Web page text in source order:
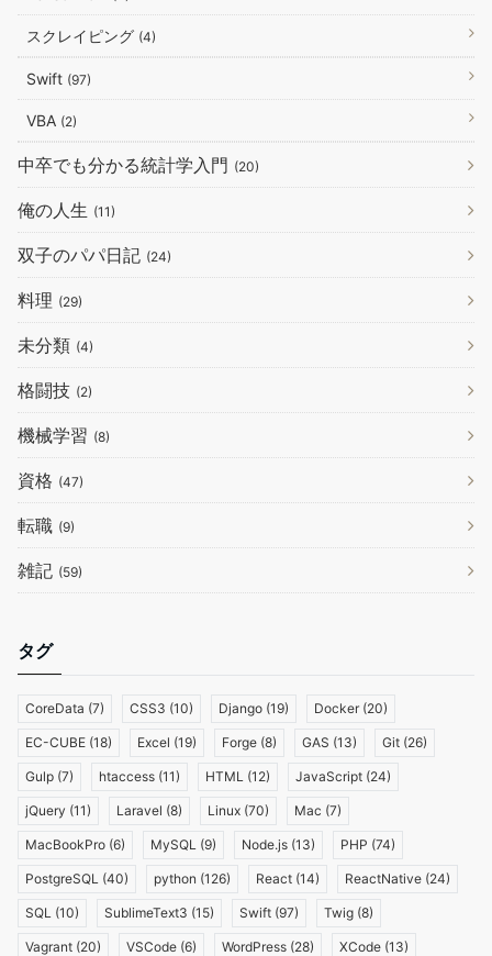
スクレイピング (4)
Swift (97)
VBA (2)
中卒でも分かる統計学入門 (20)
俺の人生 (11)
双子のパパ日記 (24)
料理 (29)
未分類 (4)
格闘技 (2)
機械学習 (8)
資格 (47)
転職 (9)
雑記 (59)
タグ
CoreData (7) CSS3 (10) Django (19) Docker(20)
EC-CUBE (18) Excel (19) Forge (8) GAS (13) Git (26)
Gulp (7) htaccess (11) HTML (12) JavaScript (24)
jQuery (11) Laravel (8) Linux (70) Mac (7)
MacBookPro (6) MySQL (9) Node.js (13) PHP (74)
PostgreSQL (40) python (126) React (14) ReactNative (24)
SQL (10) SublimeText3 (15) Swift (97) Twig (8)
Vagrant (20) VSCode (6) WordPress (28) XCode (13)